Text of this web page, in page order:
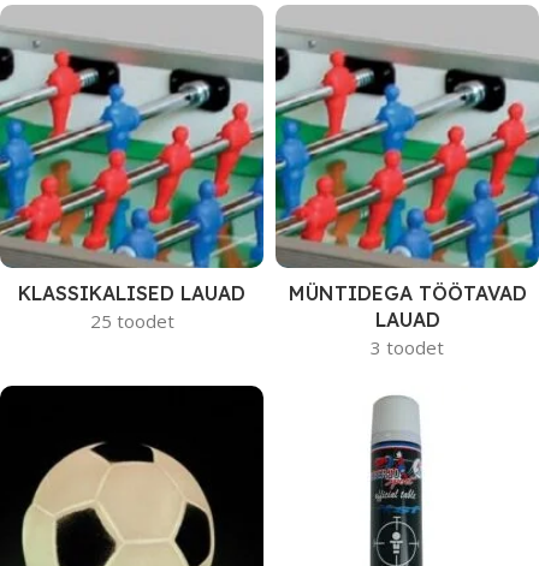
KLASSIKALISED LAUAD
25 toodet
MÜNTIDEGA TÖÖTAVAD
LAUAD
3 toodet